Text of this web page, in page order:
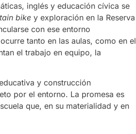
inglés y educación cívica se
bike y exploración en la Reserva
con ese entorno
tanto en las aulas, como en el
el trabajo en equipo, la
y construcción
por el entorno. La promesa es
que, en su materialidad y en